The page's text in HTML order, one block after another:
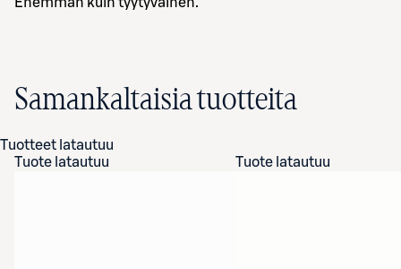
Samankaltaisia tuotteita
Tuotteet latautuu
Tuote latautuu
Tuote latautuu